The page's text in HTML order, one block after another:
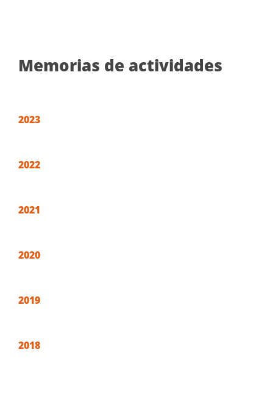
Memorias de actividades
2023
2022
2021
2020
2019
2018